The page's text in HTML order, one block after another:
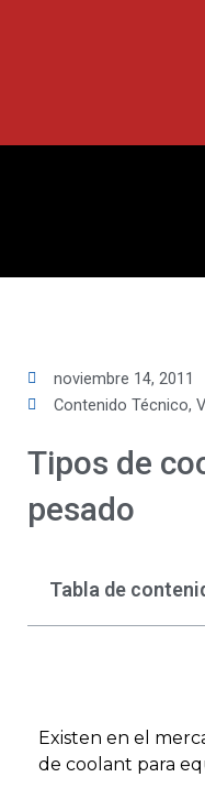
noviembre 14, 2011
Contenido Técnico,
Tipos de
pesado
Tabla de
Existen en el
de coolant para